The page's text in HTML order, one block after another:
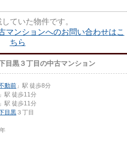
ていた物件です。
マンションへのお問い合わせはこ
ちら
目黒３丁目の中古マンション
動前 」駅 徒歩8分
」駅 徒歩11分
」駅 徒歩11分
目黒 ３丁目